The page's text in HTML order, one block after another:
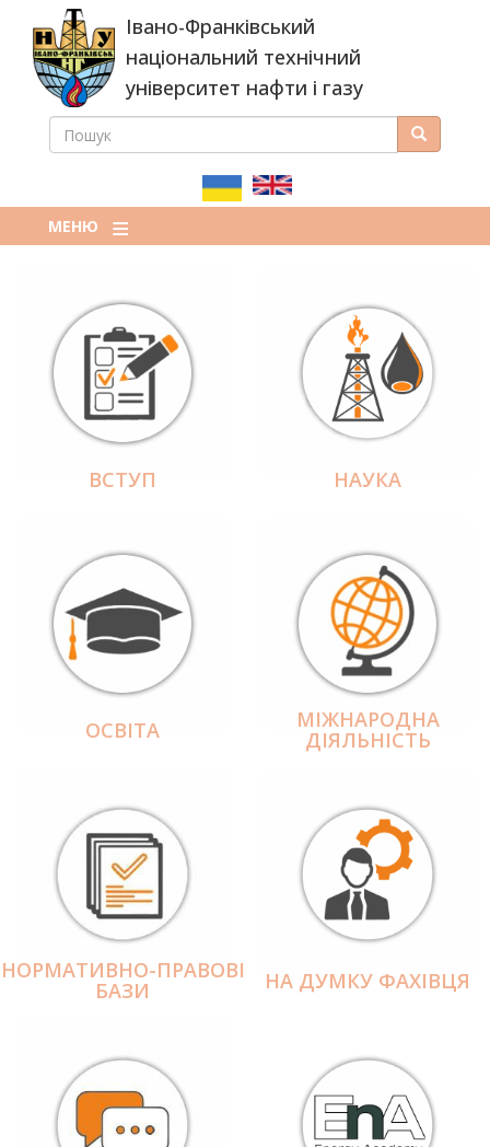
основного
вмісту
Івано-Франківський
національний технічний
університет нафти і газу
ПОШУКОВА
ПОШУК Пошук
МЕНЮ
ВСТУП НАУКА
ОСВІТА МІЖНАРОДНА
ДІЯЛЬНІCТЬ
НОРМАТИВНО-ПРАВОВІ
БАЗИ НА ДУМКУ ФАХІВЦЯ